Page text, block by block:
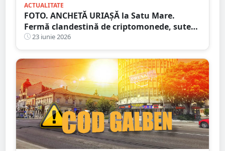
ACTUALITATE
FOTO. ANCHETĂ URIAȘĂ la Satu Mare.
Fermă clandestină de criptomonede, sute
de echipamente de minare au fost
descoperite
23 iunie 2026